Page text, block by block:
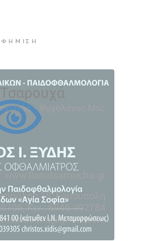
παρουσίαση του
της ΕΛ.Α.Σ. στη